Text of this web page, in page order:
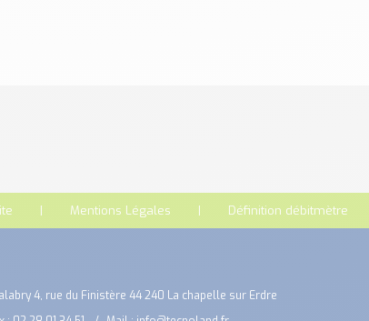
Mentions Légales Définition débitmètre
4, rue du Finistère 44 240 La chapelle sur Erdre